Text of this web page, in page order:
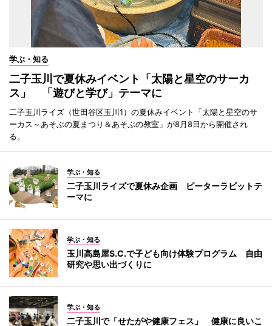
学ぶ・知る
二子玉川で夏休みイベント「太陽と星空のサーカ
ス」 「遊びと学び」テーマに
二子玉川ライズ（世田谷区玉川1）の夏休みイベント「太陽と星空のサ
ーカス～あそぶの夏まつり＆あそぶの教室」が8月8日から開催され
る。
学ぶ・知る
二子玉川ライズで夏休み企画 ピーターラビットテ
ーマに
学ぶ・知る
玉川高島屋S.C.で子ども向け体験プログラム 自由
研究や思い出づくりに
学ぶ・知る
二子玉川で「せたがや健康フェス」 健康に良いこ